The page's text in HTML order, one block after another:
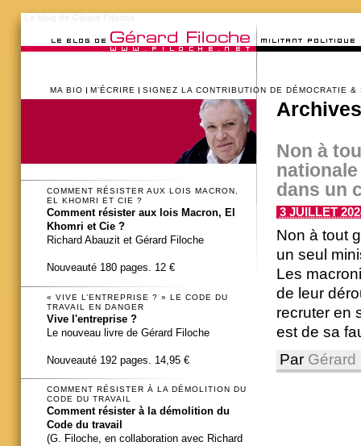
MA BIO M’ÉCRIRE SIGNEZ LA CONTRIBUTION DE DÉMOCRATIE &
Non à
dans un
3 JUILLET
Non à tout
un seul
Les
de leur
recruter en
est de sa
Par Gérard
COMMENT RÉSISTER AUX LOIS MACRON,
EL KHOMRI ET CIE ?
Comment résister aux lois Macron, El
Khomri et Cie ?
Richard Abauzit et Gérard Filoche
Nouveauté 180 pages. 12 €
« VIVE L’ENTREPRISE ? » LE CODE DU
TRAVAIL EN DANGER
Vive l'entreprise ?
Le nouveau livre de Gérard Filoche
Nouveauté 192 pages. 14,95 €
COMMENT RÉSISTER À LA DÉMOLITION DU
CODE DU TRAVAIL
Comment résister à la démolition du
Code du travail
(G. Filoche, en collaboration avec Richard